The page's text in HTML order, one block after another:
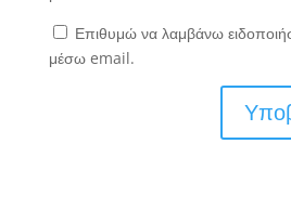
Επιθυμώ να λαμβάνω
μέσω email.